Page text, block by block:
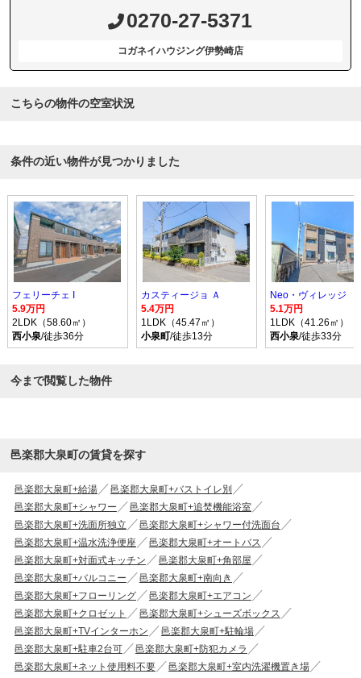
0270-27-5371
コガネイハウジング伊勢崎店
こちらの物件の空室状況
条件の近い物件が見つかりました
フェリーチェ I
5.9万円
2LDK（58.60㎡）
西小泉/徒歩36分
カスティージョ Ａ
5.4万円
1LDK（45.47㎡）
小泉町/徒歩13分
Neo・ヴィレッジ
5.1万円
1LDK（41.26㎡）
西小泉/徒歩33分
今まで閲覧した物件
邑楽郡大泉町の賃貸を探す
邑楽郡大泉町+給湯
邑楽郡大泉町+バストイレ別
邑楽郡大泉町+シャワー
邑楽郡大泉町+追焚機能浴室
邑楽郡大泉町+洗面所独立
邑楽郡大泉町+シャワー付洗面台
邑楽郡大泉町+温水洗浄便座
邑楽郡大泉町+オートバス
邑楽郡大泉町+対面式キッチン
邑楽郡大泉町+角部屋
邑楽郡大泉町+バルコニー
邑楽郡大泉町+南向き
邑楽郡大泉町+フローリング
邑楽郡大泉町+エアコン
邑楽郡大泉町+クロゼット
邑楽郡大泉町+シューズボックス
邑楽郡大泉町+TVインターホン
邑楽郡大泉町+駐輪場
邑楽郡大泉町+駐車2台可
邑楽郡大泉町+防犯カメラ
邑楽郡大泉町+ネット使用料不要
邑楽郡大泉町+室内洗濯機置き場